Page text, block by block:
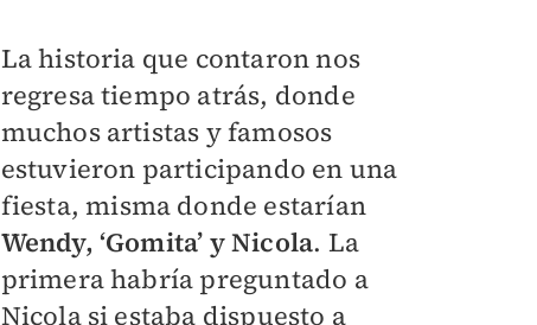
La historia que contaron nos
regresa tiempo atrás, donde
muchos artistas y famosos
estuvieron participando en una
fiesta, misma donde estarían
Wendy, ‘Gomita’ y Nicola. La
primera habría preguntado a
Nicola si estaba dispuesto a